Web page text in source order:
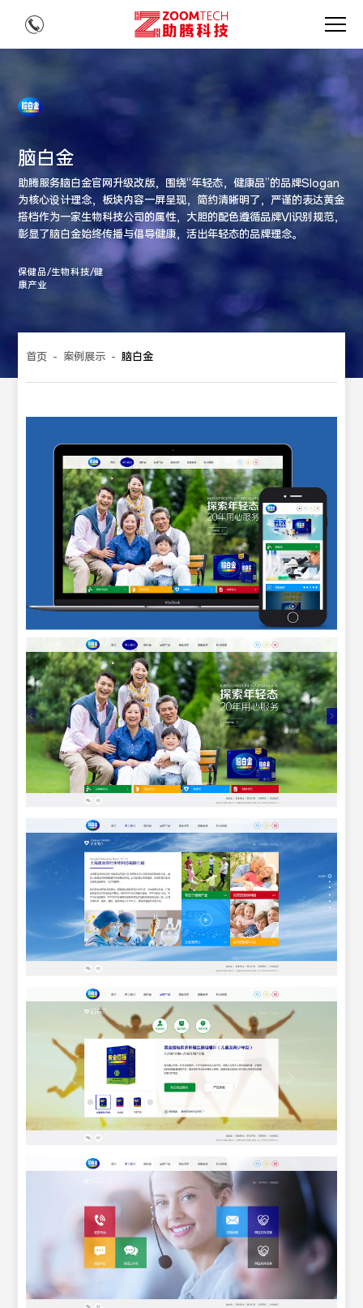
脑白金
助腾服务脑白金官网升级改版，围绕“年轻态，健康品”的品牌Slogan
为核心设计理念，板块内容一屏呈现，简约清晰明了，严谨的表达黄金
搭档作为一家生物科技公司的属性，大胆的配色遵循品牌VI识别规范，
彰显了脑白金始终传播与倡导健康，活出年轻态的品牌理念。
保健品/生物科技/健
康产业
首页 - 案例展示 - 脑白金